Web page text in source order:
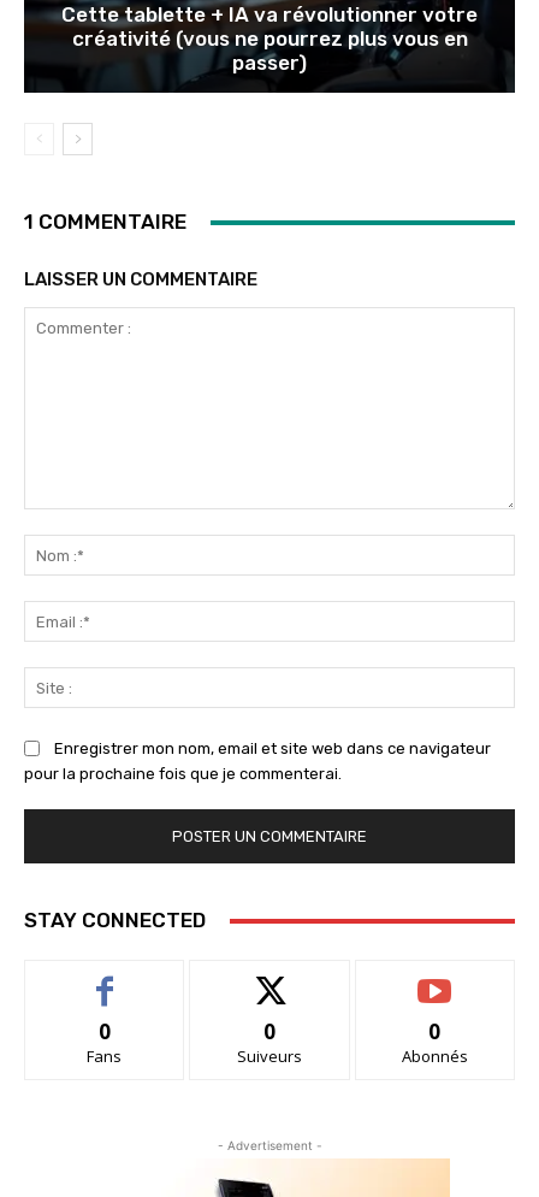
Cette tablette + IA va révolutionner votre
créativité (vous ne pourrez plus vous en
passer)
1 COMMENTAIRE
LAISSER UN COMMENTAIRE
:*
:*
:
Enregistrer mon nom, email et site web dans ce navigateur
pour la prochaine fois que je commenterai.
STAY CONNECTED
0
Fans
0
Suiveurs
0
Abonnés
- Advertisement -